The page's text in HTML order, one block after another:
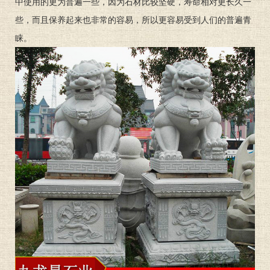
些，而且保养起来也非常的容易，所以更容易受到人们的普遍青
睐。